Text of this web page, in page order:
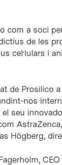
com a soci
de les
cel·lulars i
de Prosilico
nos
seu
Högberg,